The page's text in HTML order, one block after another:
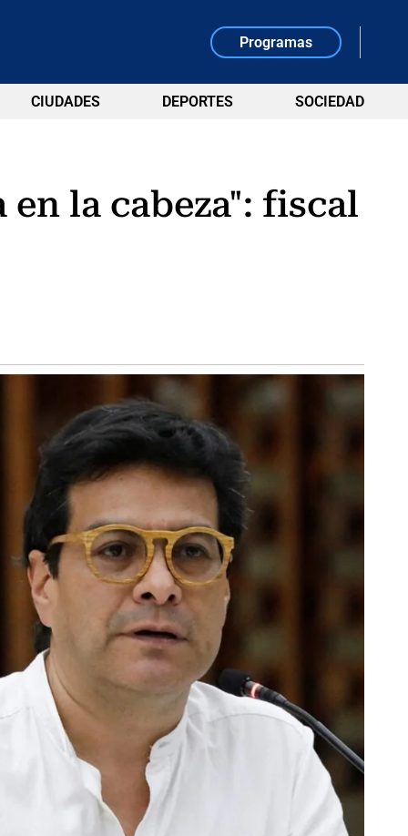
Programas
CIUDADES DEPORTES SOCIEDAD
la cabeza": fiscal